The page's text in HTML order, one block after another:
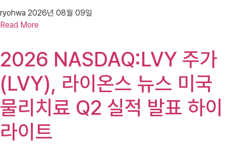
ryohwa 2026년 08월 09일
Read More
2026 NASDAQ:LVY 주가
(LVY), 라이온스 뉴스 미국
물리치료 Q2 실적 발표 하이
라이트